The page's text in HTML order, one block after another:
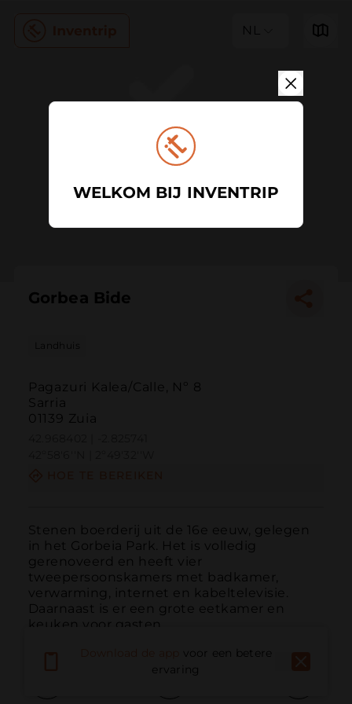
NL
Gorbea Bide
Landhuis
Pagazuri Kalea/Calle, Nº 8
Sarria
01139 Zuia
Stenen boerderij uit de 16e eeuw, gelegen
in het Gorbeia Park. Het is volledig
gerenoveerd en heeft vier
tweepersoonskamers met badkamer,
verwarming, internet en kabeltelevisie.
Daarnaast is er een grote eetkamer en
keuken voor gasten.
voor een betere
ervaring
WELKOM BIJ INVENTRIP